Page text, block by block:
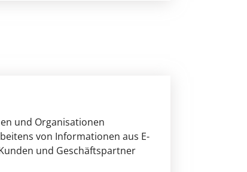
und Organisationen
von Informationen aus E-
und Geschäftspartner